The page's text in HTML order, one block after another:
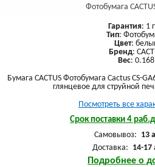
Фотобумага
Гарантия: 1
Тип:
Цвет:
Бренд:
Вес: 0.168
Бумага CACTUS Фотобумага Cactus CS-
глянцевое для струйной
Посмотреть все
Срок поставки 4
Самовывоз: 13
Доставка: 14-17
Подробнее о